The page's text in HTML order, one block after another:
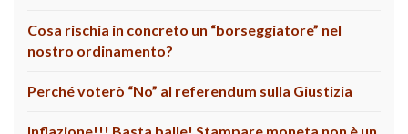
Cosa rischia in concreto un “borseggiatore” nel
nostro ordinamento?
Perché voterò “No” al referendum sulla Giustizia